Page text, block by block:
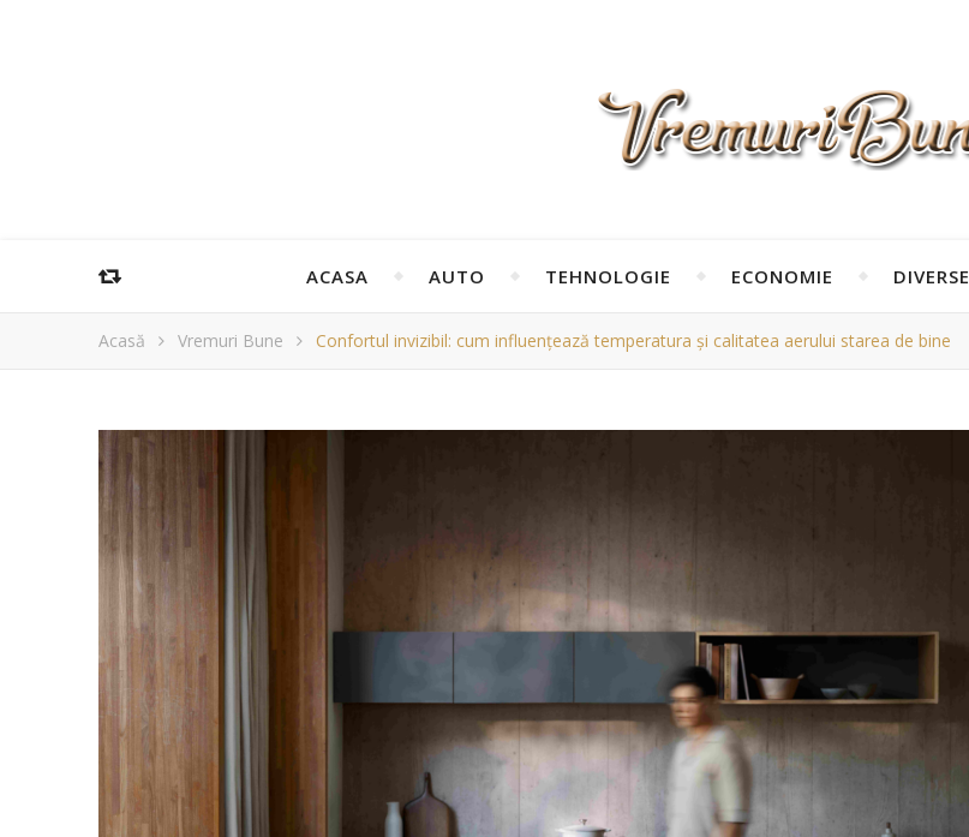
ACASA AUTO TEHNOLOGIE ECONOMIE DIVERSE
Acasă Vremuri Bune Confortul invizibil: cum influențează temperatura și calitatea aerului starea de bine